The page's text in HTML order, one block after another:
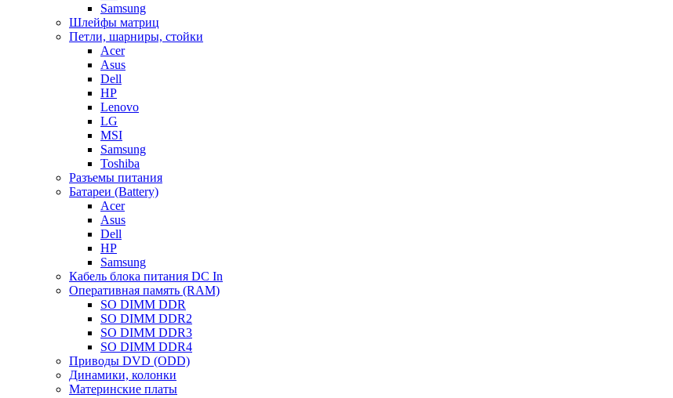
Samsung
Шлейфы матриц
Петли, шарниры, стойки
Acer
Asus
Dell
HP
Lenovo
LG
MSI
Samsung
Toshiba
Разъемы питания
Батареи (Battery)
Acer
Asus
Dell
HP
Samsung
Кабель блока питания DC In
Оперативная память (RAM)
SO DIMM DDR
SO DIMM DDR2
SO DIMM DDR3
SO DIMM DDR4
Приводы DVD (ODD)
Динамики, колонки
Материнские платы